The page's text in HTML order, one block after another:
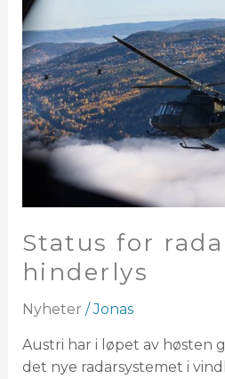
Status for
hinderlys
Nyheter /Jonas
Austri har i løpet av høsten
det nye radarsystemet i
for
radarsystem
og
hinderlys